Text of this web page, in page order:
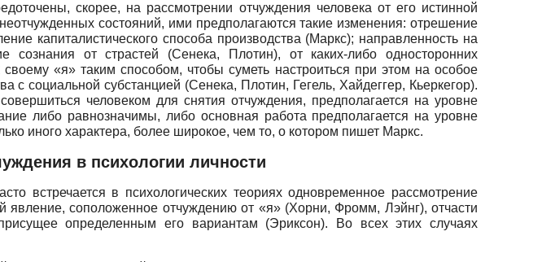
скорее, на рассмотрении отчуждения человека от его истинной
состояний, ими предполагаются такие изменения: отрешение
капиталистического способа производства (Маркс); направленность на
от страстей (Сенека, Плотин), от каких-либо односторонних
«я» таким способом, чтобы суметь настроиться при этом на особое
социальной субстанцией (Сенека, Плотин, Ге­гель, Хайдеггер, Кьеркегор).
человеком для снятия отчуждения, предполагается на уровне
либо равнозначимы, либо основная работа предполагается на уровне
иного характера, более широкое, чем то, о котором пишет Маркс.
в психологии личности
встречается в психологических теориях одновременное рассмотрение
соположенное отчуждению от «я» (Хорни, Фромм, Лэйнг), отчасти
определенным его вариантам (Эриксон). Во всех этих случаях